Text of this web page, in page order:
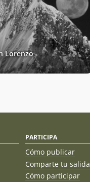
Lorenzo
PARTICIPA
Cómo publicar
Comparte tu salida
Cómo participar